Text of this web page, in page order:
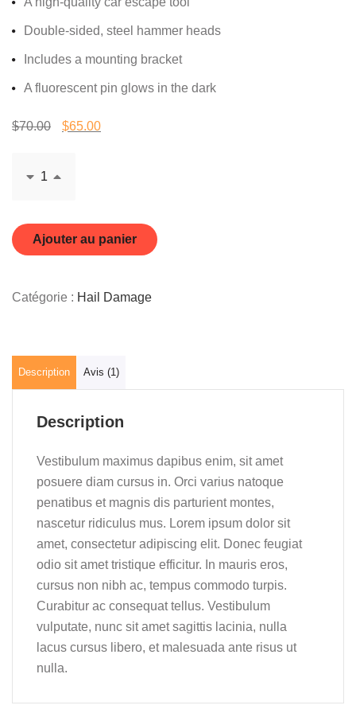
notation
client
Double-sided, steel hammer heads
Includes a mounting bracket
A fluorescent pin glows in the dark
$70.00 Le prix initial était : $70.00.
$65.00Le prix actuel est : $65.00.
Ajouter au panier
Catégorie : Hail Damage
Description Avis (1)
Description
Vestibulum maximus dapibus enim, sit amet
posuere diam cursus in. Orci varius natoque
penatibus et magnis dis parturient montes,
nascetur ridiculus mus. Lorem ipsum dolor sit
amet, consectetur adipiscing elit. Donec feugiat
odio sit amet tristique efficitur. In mauris eros,
cursus non nibh ac, tempus commodo turpis.
Curabitur ac consequat tellus. Vestibulum
vulputate, nunc sit amet sagittis lacinia, nulla
lacus cursus libero, et malesuada ante risus ut
nulla.